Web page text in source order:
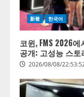
新着 한국어
코윈, FMS 2026
공개: 고성능 스
2026/08/08/